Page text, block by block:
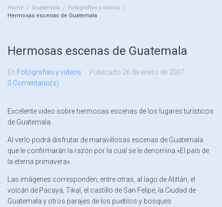
Home / Guatemala / Fotografías y videos /
Hermosas escenas de Guatemala
Hermosas escenas de Guatemala
En Fotografías y videos Publicado 26 de enero de 2007
0 Comentario(s)
Excelente video sobre hermosas escenas de los lugares turísticos
de Guatemala.
Al verlo podrá disfrutar de maravillosas escenas de Guatemala
que le confirmarán la razón por la cual se le denomina «El país de
la eterna primavera».
Las imágenes corresponden, entre otras, al lago de Atitlán, el
volcán de Pacaya, Tikal, el castillo de San Felipe, la Ciudad de
Guatemala y otros parajes de los pueblos y bosques